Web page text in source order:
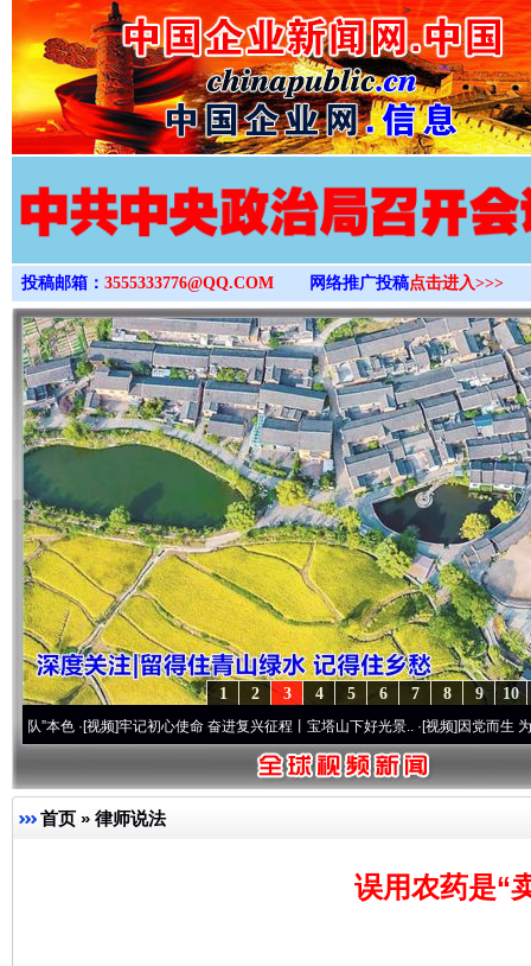
>
投稿邮箱： 3555333776@QQ.COM 网络推广投稿点击进入>>>
10
9
8
7
6
5
4
3
2
1
牢记初心使命 奋进复兴征程丨宝塔山下好光景..·[视频]因党而生 为党而战——百
首页 » 律师说法
误用农药是“